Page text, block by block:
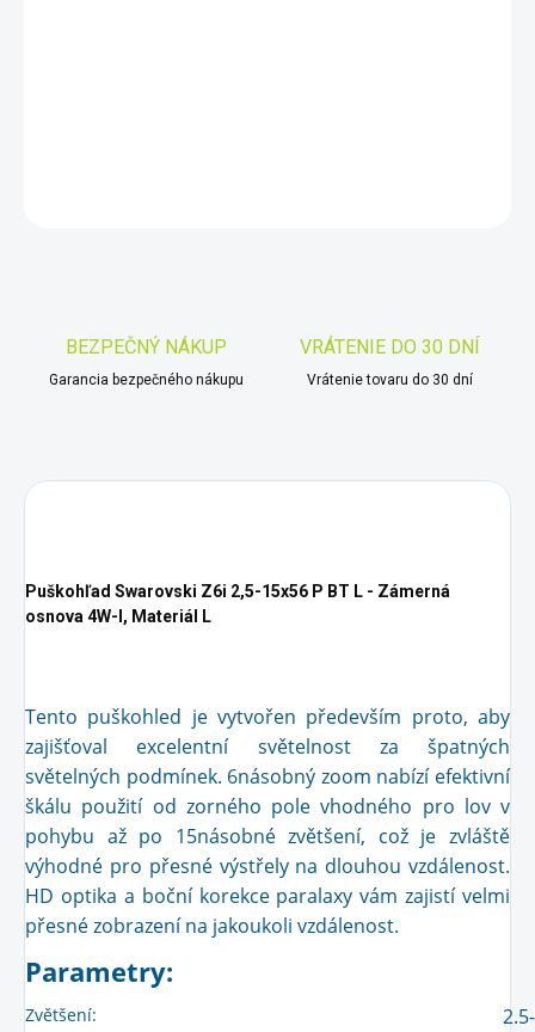
BEZPEČNÝ NÁKUP
Garancia bezpečného nákupu
VRÁTENIE DO 30 DNÍ
Vrátenie tovaru do 30 dní
Puškohľad Swarovski Z6i 2,5-15x56 P BT L - Zámerná
osnova 4W-I, Materiál L
Tento puškohled je vytvořen především proto, aby
zajišťoval excelentní světelnost za špatných
světelných podmínek. 6násobný zoom nabízí efektivní
škálu použití od zorného pole vhodného pro lov v
pohybu až po 15násobné zvětšení, což je zvláště
výhodné pro přesné výstřely na dlouhou vzdálenost.
HD optika a boční korekce paralaxy vám zajistí velmi
přesné zobrazení na jakoukoli vzdálenost.
Parametry:
Zvětšení: